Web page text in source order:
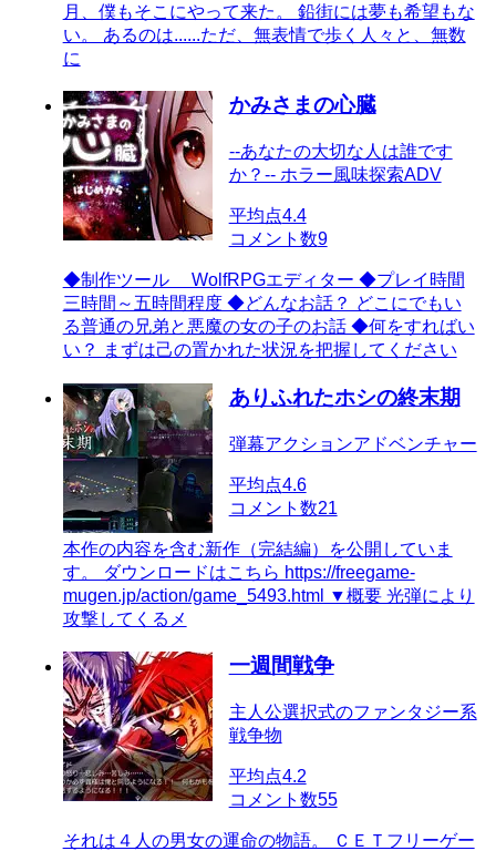
月、僕もそこにやって来た。 鉛街には夢も希望もな
い。 あるのは......ただ、無表情で歩く人々と、無数
に
かみさまの心臓
--あなたの大切な人は誰です
か？-- ホラー風味探索ADV
平均点4.4
コメント数9
◆制作ツール WolfRPGエディター ◆プレイ時間
三時間～五時間程度 ◆どんなお話？ どこにでもい
る普通の兄弟と悪魔の女の子のお話 ◆何をすればい
い？ まずは己の置かれた状況を把握してください
ありふれたホシの終末期
弾幕アクションアドベンチャー
平均点4.6
コメント数21
本作の内容を含む新作（完結編）を公開していま
す。 ダウンロードはこちら https://freegame-
mugen.jp/action/game_5493.html ▼概要 光弾により
攻撃してくるメ
一週間戦争
主人公選択式のファンタジー系
戦争物
平均点4.2
コメント数55
それは４人の男女の運命の物語。 ＣＥＴフリーゲー